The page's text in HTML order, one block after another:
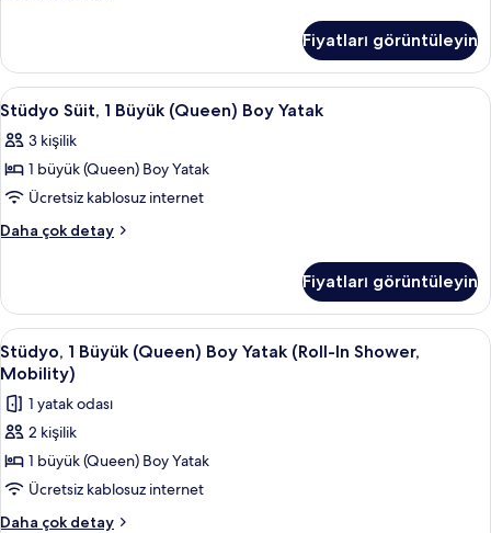
için
tüm
fotoğrafları
görün
Boy
Yatak
(Landmark
hakkında
daha
fazla
detay
Fiyatları görüntüleyin
Stüdyo
Süit,
1
Büyük
(Queen)
Boy
tüm
fotoğrafları
görün
Odada kasa, ücretsiz kablosuz
5
Stüdyo Süit, 1 Büyük (Queen) Boy Yatak
3 kişilik
1 büyük (Queen) Boy Yatak
Ücretsiz kablosuz internet
Daha çok detay
Stüdyo
(Queen)
Boy
Yatak
hakkında
fazla
detay
Fiyatları görüntüleyin
Stüdyo,
1
Büyük
(Queen)
Boy
Yatak
(Roll-
In
Odada kasa, ücretsiz kablosuz
4
Stüdyo, 1 Büyük (Queen) Boy Yatak (Roll-In Shower,
Mobility)
1 yatak odası
2 kişilik
1 büyük (Queen) Boy Yatak
Ücretsiz kablosuz internet
Daha çok detay
Stüdyo,